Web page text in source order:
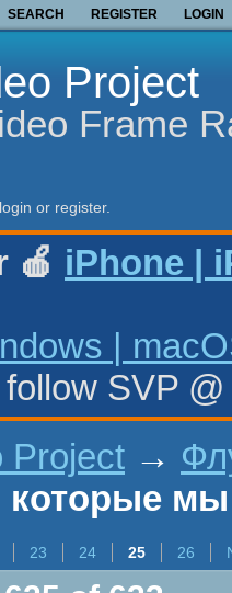
SEARCH REGISTER LOGIN
Project
Frame
or register.
🍎 iPhone |
|
follow SVP
Project →
мы
23 24 25 26